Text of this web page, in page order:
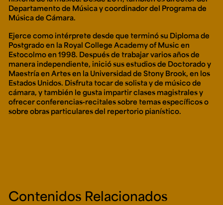
Departamento de Música y coordinador del Programa de
Música de Cámara.
Ejerce como intérprete desde que terminó su Diploma de
Postgrado en la Royal College Academy of Music en
Estocolmo en 1998. Después de trabajar varios años de
manera independiente, inició sus estudios de Doctorado y
Maestría en Artes en la Universidad de Stony Brook, en los
Estados Unidos. Disfruta tocar de solista y de músico de
cámara, y también le gusta impartir clases magistrales y
ofrecer conferencias‑recitales sobre temas específicos o
sobre obras particulares del repertorio pianístico.
Contenidos Relacionados